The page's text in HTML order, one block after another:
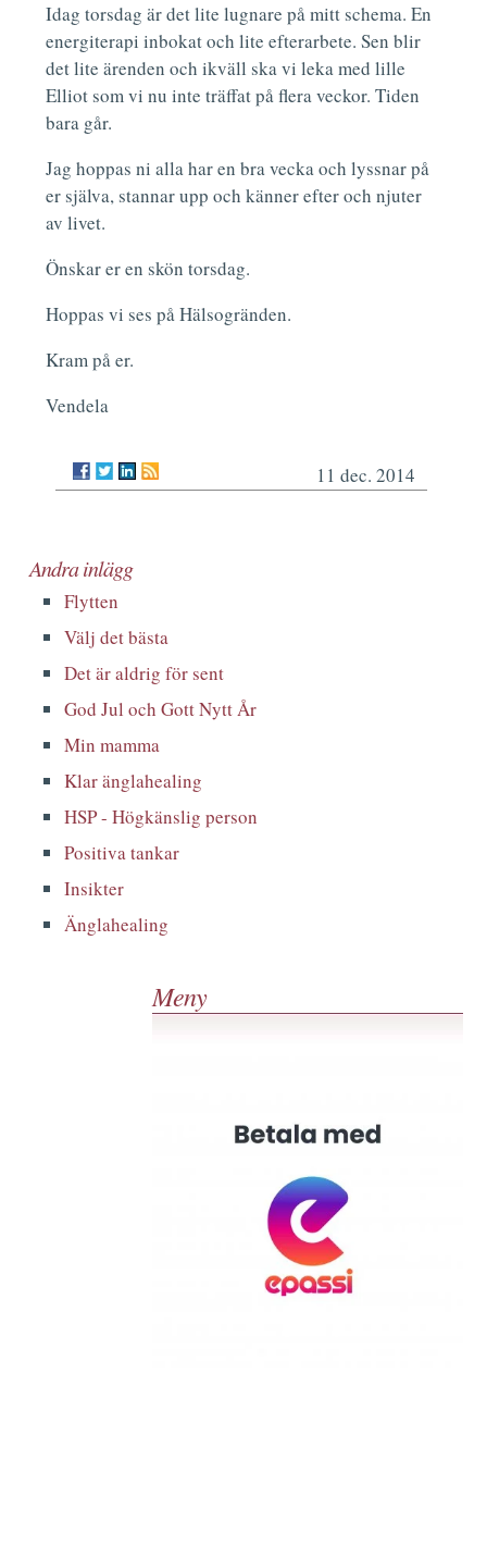
Idag torsdag är det lite lugnare på mitt schema. En
energiterapi inbokat och lite efterarbete. Sen blir
det lite ärenden och ikväll ska vi leka med lille
Elliot som vi nu inte träffat på flera veckor. Tiden
bara går.
Jag hoppas ni alla har en bra vecka och lyssnar på
er själva, stannar upp och känner efter och njuter
av livet.
Önskar er en skön torsdag.
Hoppas vi ses på Hälsogränden.
Kram på er.
Vendela
11 dec. 2014
Andra inlägg
Flytten
Välj det bästa
Det är aldrig för sent
God Jul och Gott Nytt År
Min mamma
Klar änglahealing
HSP - Högkänslig person
Positiva tankar
Insikter
Änglahealing
Meny